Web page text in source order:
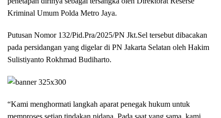
Kriminal Umum Polda Metro Jaya.
Putusan Nomor 132/Pid.Pra/2025/PN Jkt.Sel tersebut dibacakan
pada persidangan yang digelar di PN Jakarta Selatan oleh Hakim
Sulistiyanto Rokhmad Budiharto.
“Kami menghormati langkah aparat penegak hukum untuk